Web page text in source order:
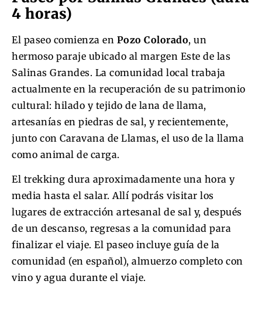
4 horas)
El paseo comienza en Pozo Colorado, un
hermoso paraje ubicado al margen Este de las
Salinas Grandes. La comunidad local trabaja
actualmente en la recuperación de su patrimonio
cultural: hilado y tejido de lana de llama,
artesanías en piedras de sal, y recientemente,
junto con Caravana de Llamas, el uso de la llama
como animal de carga.
El trekking dura aproximadamente una hora y
media hasta el salar. Allí podrás visitar los
lugares de extracción artesanal de sal y, después
de un descanso, regresas a la comunidad para
finalizar el viaje. El paseo incluye guía de la
comunidad (en español), almuerzo completo con
vino y agua durante el viaje.